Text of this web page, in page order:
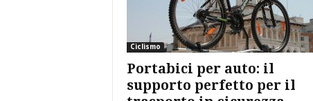
Ciclismo
Portabici per auto: il
supporto perfetto per il